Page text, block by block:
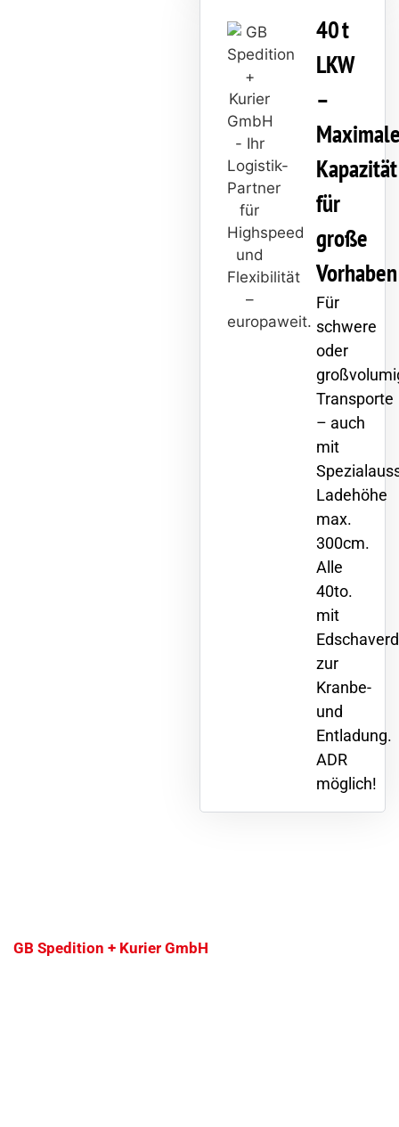
40 t
LKW
–
Kapazität
für
große
Vorhaben
Für
schwere
oder
Transporte
– auch
mit
Ladehöhe
max.
300cm.
Alle
40to.
mit
zur
Kranbe-
und
Entladung.
ADR
möglich!
GB Spedition + Kurier GmbH